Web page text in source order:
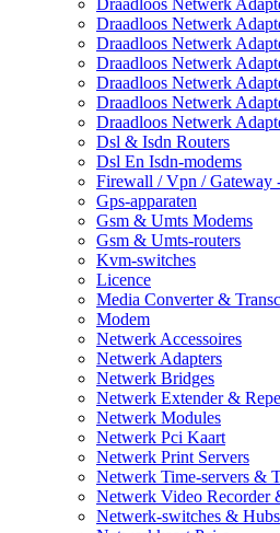
Draadloos Netwerk
Draadloos Netwerk
Draadloos Netwerk
Draadloos Netwerk
Draadloos Netwerk
Draadloos Netwerk
Draadloos Netwerk
Dsl & Isdn Routers
Dsl En Isdn-modems
Firewall / Vpn / Gateway
Gps-apparaten
Gsm & Umts Modems
Gsm & Umts-routers
Kvm-switches
Licence
Media Converter &
Modem
Netwerk Accessoires
Netwerk Adapters
Netwerk Bridges
Netwerk Extender &
Netwerk Modules
Netwerk Pci Kaart
Netwerk Print Servers
Netwerk Time-servers &
Netwerk Video Recorder
Netwerk-switches & Hubs